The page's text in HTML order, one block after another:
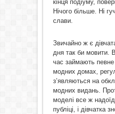
кінця подіуму,
Нічого більше. Ні
слави.
Звичайно ж є
дня так би мовити.
час займають певне
модних домах,
з’являються на
модних видань.
моделі все ж
публіці, і дівчатка